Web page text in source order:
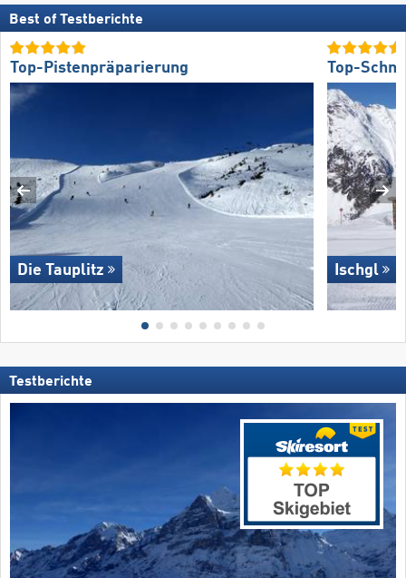
Best of Testberichte
Top-Pistenpräparierung
Die Tauplitz
Top-
Ischgl
Testberichte